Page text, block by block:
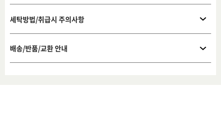
세탁방법/취급시 주의사항
배송/반품/교환 안내